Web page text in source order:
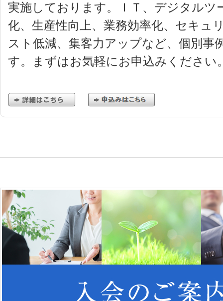
実施しております。ＩＴ、デジタルツ
化、生産性向上、業務効率化、セキュ
スト低減、集客力アップなど、個別事
す。まずはお気軽にお申込みください